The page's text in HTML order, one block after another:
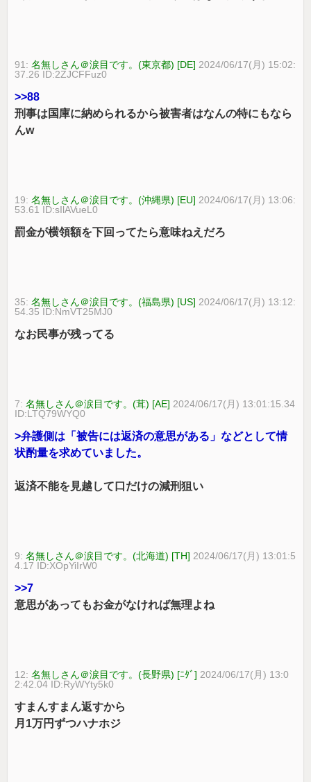
91:名無しさん＠涙目です。(東京都) [DE] 2024/06/17(月) 15:02:
37.26 ID:2ZJCFFuz0
>>88
刑事は国庫に納められるから被害者はなんの特にもなら
んw
19:名無しさん＠涙目です。(沖縄県) [EU] 2024/06/17(月) 13:06:
53.61 ID:sIlAVueL0
罰金が横領額を下回ってたら意味ねえだろ
35:名無しさん＠涙目です。(福島県) [US] 2024/06/17(月) 13:12:
54.35 ID:NmVT25MJ0
なお民事が残ってる
7:名無しさん＠涙目です。(茸) [AE] 2024/06/17(月) 13:01:15.34
ID:LTQ79WYQ0
>弁護側は「被告には返済の意思がある」などとして情
状酌量を求めていました。
返済不能を見越して口だけの減刑狙い
9:名無しさん＠涙目です。(北海道) [TH] 2024/06/17(月) 13:01:5
4.17 ID:XOpYiIrW0
>>7
意思があってもお金がなければ無理よね
12:名無しさん＠涙目です。(長野県) [ﾆﾀﾞ] 2024/06/17(月) 13:0
2:42.04 ID:RyWYty5k0
すまんすまん返すから
月1万円ずつハナホジ